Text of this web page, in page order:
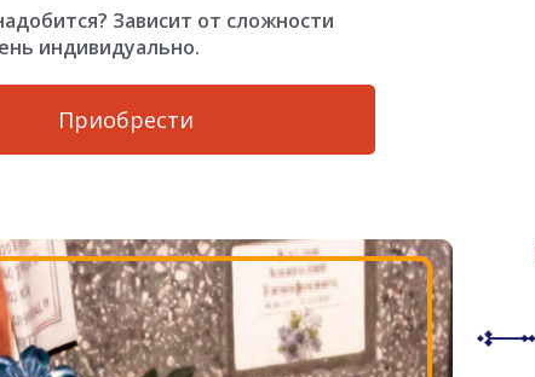
Зависит от сложности
индивидуально.
Приобрести